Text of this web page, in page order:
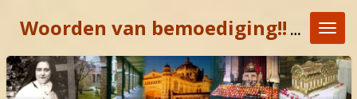
direct
de
hoofdinhoud
Woorden van bemoediging!!"KOM